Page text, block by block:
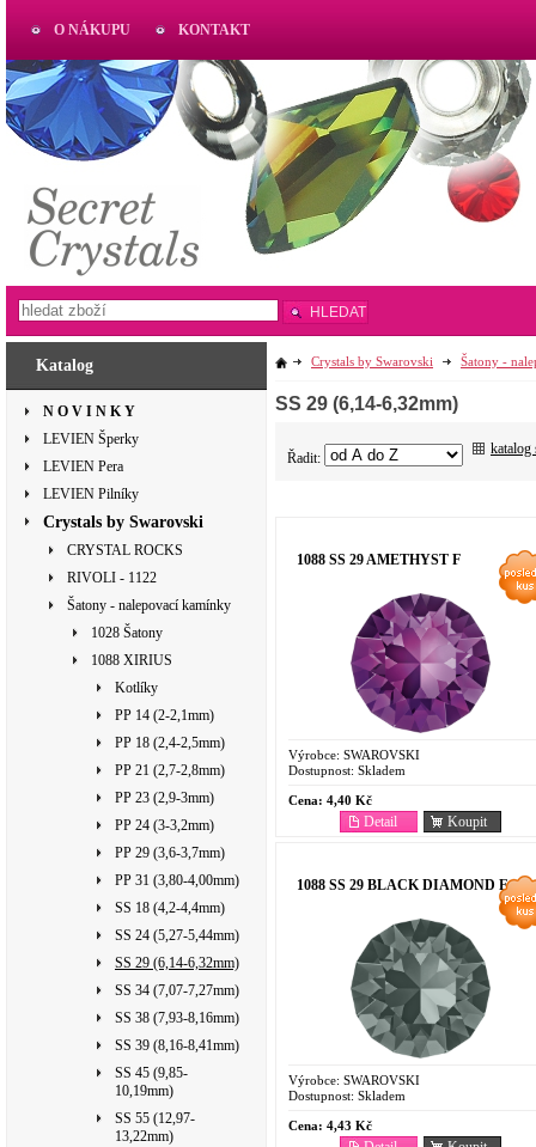
Katalog
N O V I N K Y
LEVIEN Šperky
LEVIEN Pera
LEVIEN Pilníky
Crystals by Swarovski
CRYSTAL ROCKS
RIVOLI - 1122
Šatony - nalepovací kamínky
1028 Šatony
1088 XIRIUS
Kotlíky
PP 14 (2-2,1mm)
PP 18 (2,4-2,5mm)
PP 21 (2,7-2,8mm)
PP 23 (2,9-3mm)
PP 24 (3-3,2mm)
PP 29 (3,6-3,7mm)
PP 31 (3,80-4,00mm)
SS 18 (4,2-4,4mm)
SS 24 (5,27-5,44mm)
SS 29 (6,14-6,32mm)
SS 34 (7,07-7,27mm)
SS 38 (7,93-8,16mm)
SS 39 (8,16-8,41mm)
SS 45 (9,85-
10,19mm)
SS 55 (12,97-
13,22mm)
Crystals by Swarovski Šatony -
SS 29 (6,14-6,32mm)
Řadit:
katalog
1088 SS 29 AMETHYST F
Výrobce: SWAROVSKI
Dostupnost: Skladem
Cena: 4,40 Kč
Koupit
Detail
1088 SS 29 BLACK DIAMOND F
Výrobce: SWAROVSKI
Dostupnost: Skladem
Cena: 4,43 Kč
O NÁKUPU KONTAKT
AKTUAL
www.aktual-koralky.cz
HLEDAT